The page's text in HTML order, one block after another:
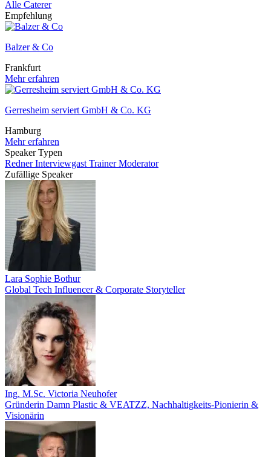
Alle Caterer
Empfehlung
Balzer & Co
Frankfurt
Mehr erfahren
Gerresheim serviert GmbH & Co. KG
Hamburg
Mehr erfahren
Speaker Typen
RednerInterviewgast TrainerModerator
Zufällige Speaker
Lara Sophie Bothur
Global Tech Influencer & Corporate Storyteller
Ing. M.Sc. Victoria Neuhofer
Gründerin Damn Plastic & VEATZZ, Nachhaltigkeits‑Pionierin &
Visionärin